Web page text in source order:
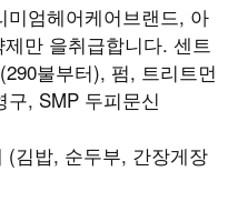
엄헤어케어브랜드, 아
만 을취급합니다. 센트
불부터), 펌, 트리트먼
구, SMP 두피문신
김밥, 순두부, 간장게장